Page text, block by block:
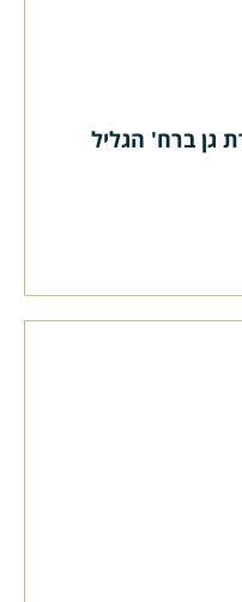
גן ברח' הגליל